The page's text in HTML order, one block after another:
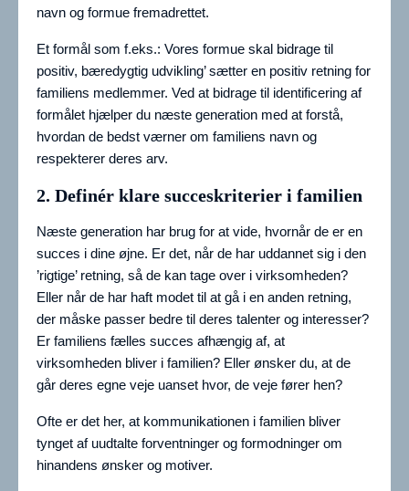
navn og formue fremadrettet.
Et formål som f.eks.: Vores formue skal bidrage til
positiv, bæredygtig udvikling’ sætter en positiv retning for
familiens medlemmer. Ved at bidrage til identificering af
formålet hjælper du næste generation med at forstå,
hvordan de bedst værner om familiens navn og
respekterer deres arv.
2. Definér klare succeskriterier i familien
Næste generation har brug for at vide, hvornår de er en
succes i dine øjne. Er det, når de har uddannet sig i den
’rigtige’ retning, så de kan tage over i virksomheden?
Eller når de har haft modet til at gå i en anden retning,
der måske passer bedre til deres talenter og interesser?
Er familiens fælles succes afhængig af, at
virksomheden bliver i familien? Eller ønsker du, at de
går deres egne veje uanset hvor, de veje fører hen?
Ofte er det her, at kommunikationen i familien bliver
tynget af uudtalte forventninger og formodninger om
hinandens ønsker og motiver.